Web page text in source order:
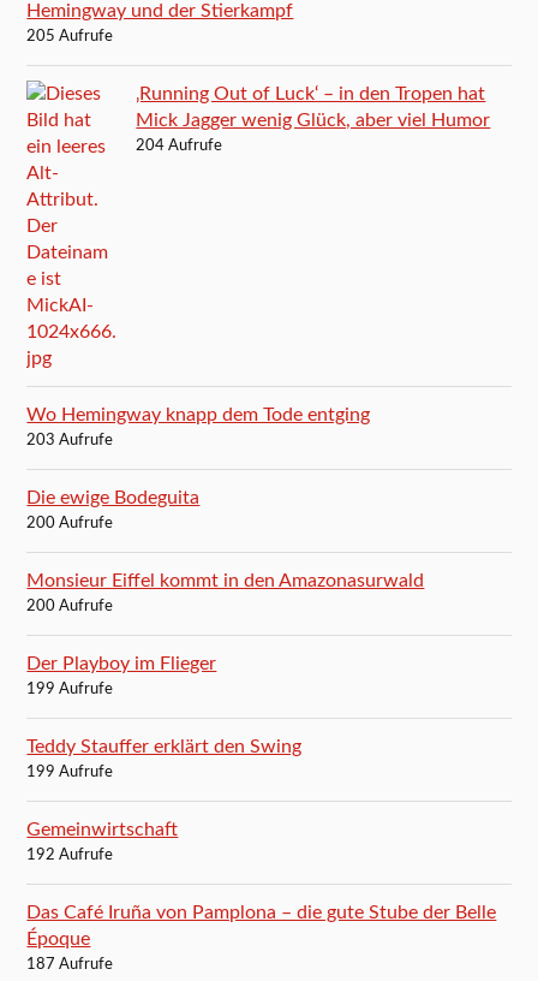
Hemingway und der Stierkampf
205 Aufrufe
‚Running Out of Luck‘ – in den Tropen hat
Mick Jagger wenig Glück, aber viel Humor
204 Aufrufe
Wo Hemingway knapp dem Tode entging
203 Aufrufe
Die ewige Bodeguita
200 Aufrufe
Monsieur Eiffel kommt in den Amazonasurwald
200 Aufrufe
Der Playboy im Flieger
199 Aufrufe
Teddy Stauffer erklärt den Swing
199 Aufrufe
Gemeinwirtschaft
192 Aufrufe
Das Café Iruña von Pamplona – die gute Stube der Belle
Époque
187 Aufrufe